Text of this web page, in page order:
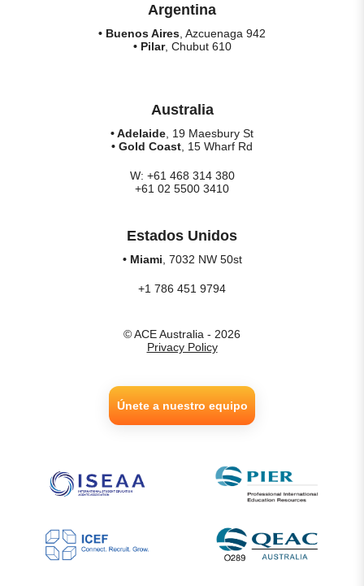
Argentina
• Buenos Aires , Azcuenaga 942
• Pilar, Chubut 610
Australia
• Adelaide , 19 Maesbury St
• Gold Coast , 15 Wharf Rd
W: +61 468 314 380
+61 02 5500 3410
Estados Unidos
• Miami , 7032 NW 50st
+1 786 451 9794
© ACE Australia - 2026
Privacy Policy
Únete a nuestro equipo